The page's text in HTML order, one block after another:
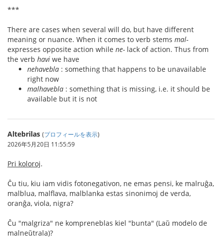
***
There are cases when several will do, but have different
meaning or nuance. When it comes to verb stems mal-
expresses opposite action while ne- lack of action. Thus from
the verb havi we have
nehavebla : something that happens to be unavailable
right now
malhavebla : something that is missing, i.e. it should be
available but it is not
Altebrilas (プロフィールを表示)
2026年5月20日 11:55:59
Pri koloroj.
Ĉu tiu, kiu iam vidis fotonegativon, ne emas pensi, ke malruĝa,
malblua, malflava, malblanka estas sinonimoj de verda,
oranĝa, viola, nigra?
Ĉu "malgriza" ne kompreneblas kiel "bunta" (Laŭ modelo de
malneŭtrala)?